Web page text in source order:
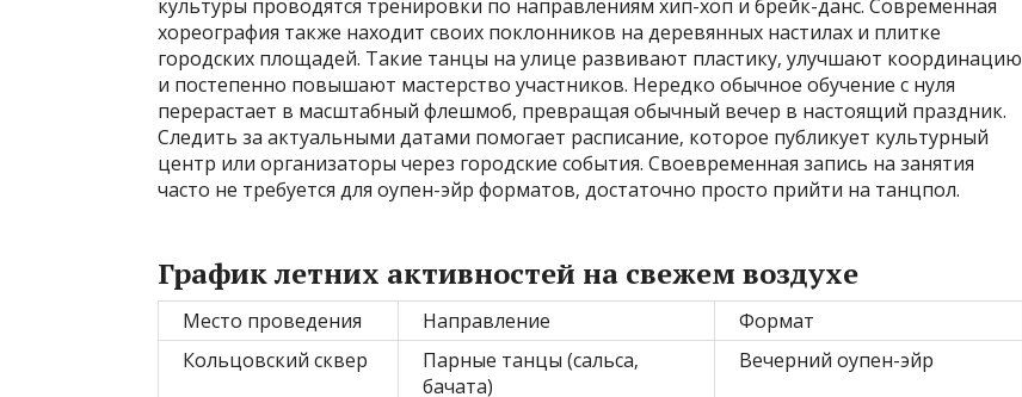
культуры проводятся тренировки по направлениям хип-хоп и брейк-данс. Современная
хореография также находит своих поклонников на деревянных настилах и плитке
городских площадей. Такие танцы на улице развивают пластику‚ улучшают координацию
и постепенно повышают мастерство участников. Нередко обычное обучение с нуля
перерастает в масштабный флешмоб‚ превращая обычный вечер в настоящий праздник.
Следить за актуальными датами помогает расписание‚ которое публикует культурный
центр или организаторы через городские события. Своевременная запись на занятия
часто не требуется для оупен-эйр форматов‚ достаточно просто прийти на танцпол.
График летних активностей на свежем воздухе
Место проведения Направление
Формат
Кольцовский сквер
Парные танцы (сальса‚
бачата)
Вечерний оупен-эйр